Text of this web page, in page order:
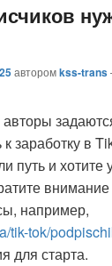
авторомkss-trans
заработку в
путь и хотите
например,
tik-tok/
для старта.